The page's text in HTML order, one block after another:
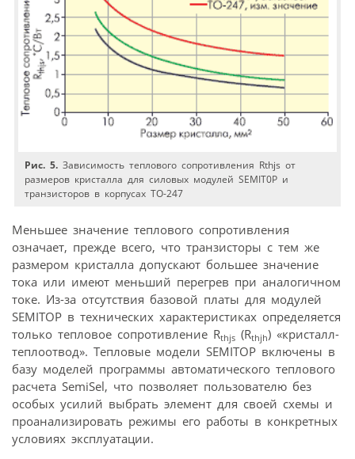
Рис. 5. Зависимость теплового сопротивления Rthjs от
размеров кристалла для силовых модулей SEMIT0P и
транзисторов в корпусах ТО-247
Меньшее значение теплового сопротивления
означает, прежде всего, что транзисторы с тем же
размером кристалла допускают большее значение
тока или имеют меньший перегрев при аналогичном
токе. Из-за отсутствия базовой платы для модулей
SEMITOP в технических характеристиках определяется
только тепловое сопротивление Rthjs (Rthjh) «кристалл-
теплоотвод». Тепловые модели SEMITOP включены в
базу моделей программы автоматического теплового
расчета SemiSel, что позволяет пользователю без
особых усилий выбрать элемент для своей схемы и
проанализировать режимы его работы в конкретных
условиях эксплуатации.